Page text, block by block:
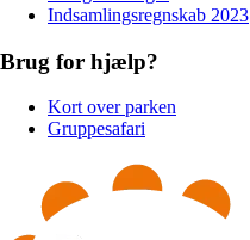
Indsamlingsregnskab 2023
Brug for hjælp?
Kort over parken
Gruppesafari